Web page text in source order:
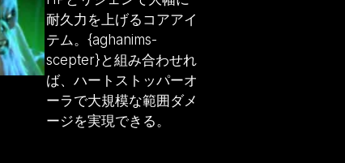
耐久力を上げるコアアイ
テム。{aghanims-
scepter}と組み合わせれ
ば、ハートストッパーオ
ーラで大規模な範囲ダメ
ージを実現できる。